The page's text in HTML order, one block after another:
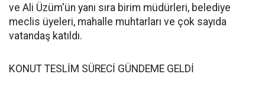
ve Ali Üzüm'ün yanı sıra birim müdürleri, belediye
meclis üyeleri, mahalle muhtarları ve çok sayıda
vatandaş katıldı.
KONUT TESLİM SÜRECİ GÜNDEME GELDİ